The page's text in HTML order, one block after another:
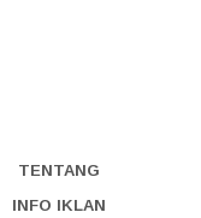
TENTANG
INFO IKLAN